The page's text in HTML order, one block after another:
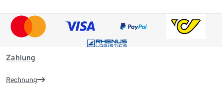
Zahlung
Rechnung